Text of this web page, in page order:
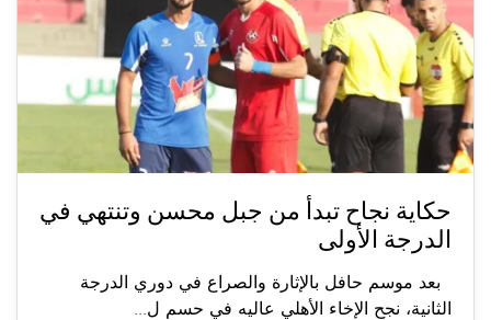
حكاية نجاح تبدأ من جبل محسن وتنتهي في
الدرجة الأولى
بعد موسم حافل بالإثارة والصراع في دوري الدرجة
الثانية، نجح الإخاء الأهلي عاليه في حسم ل...